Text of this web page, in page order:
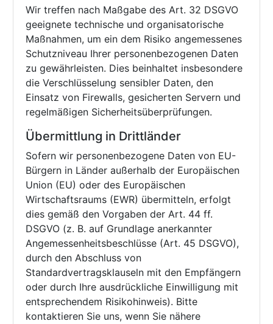
Wir treffen nach Maßgabe des Art. 32 DSGVO
geeignete technische und organisatorische
Maßnahmen, um ein dem Risiko angemessenes
Schutzniveau Ihrer personenbezogenen Daten
zu gewährleisten. Dies beinhaltet insbesondere
die Verschlüsselung sensibler Daten, den
Einsatz von Firewalls, gesicherten Servern und
regelmäßigen Sicherheitsüberprüfungen.
Übermittlung in Drittländer
Sofern wir personenbezogene Daten von EU-
Bürgern in Länder außerhalb der Europäischen
Union (EU) oder des Europäischen
Wirtschaftsraums (EWR) übermitteln, erfolgt
dies gemäß den Vorgaben der Art. 44 ff.
DSGVO (z. B. auf Grundlage anerkannter
Angemessenheitsbeschlüsse (Art. 45 DSGVO),
durch den Abschluss von
Standardvertragsklauseln mit den Empfängern
oder durch Ihre ausdrückliche Einwilligung mit
entsprechendem Risikohinweis). Bitte
kontaktieren Sie uns, wenn Sie nähere